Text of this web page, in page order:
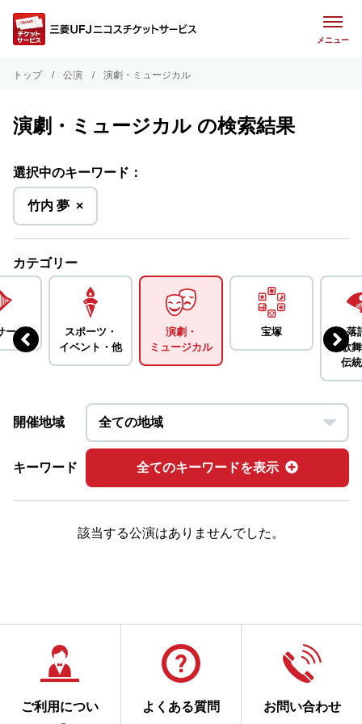
メニュー
トップ 公演 演劇・ミュージカル
演劇・ミュージカル の検索結果
選択中のキーワード：
竹内 夢を
削
除
×
カテゴリー
ート
スポーツ・
イベント・ 他
演劇・
ミュージカル
宝塚
落
歌
伝
開催地域
キーワード 全てのキーワードを表示
該当する公演はありませんでした。
ご利用につい
よくある質問 お問い合わせ